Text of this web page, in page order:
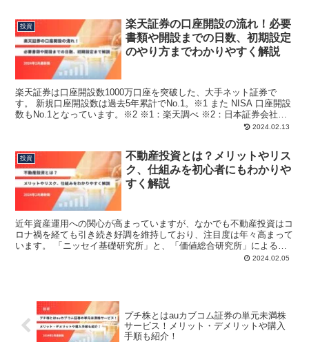
投資
楽天証券の口座開設の流れ！必要
書類や開設までの日数、初期設定
のやり方までわかりやすく解説
楽天証券は口座開設数1000万口座を突破した、大手ネット証券で
す。 新規口座開設数は過去5年累計でNo.1。※1 また NISA 口座開設
数もNo.1となっています。※2 ※1：楽天調べ ※2：日本証券会社協
2024.02.13
投資
不動産投資とは？メリットやリス
ク、仕組みを初心者にもわかりや
すく解説
近年資産運用への関心が高まっていますが、なかでも不動産投資はコ
ロナ禍を経ても引き続き好調を維持しており、注目度は年々高まって
います。 「ニッセイ基礎研究所」と、「価値総合研究所」による
2023年の共同調査によると、日本における「収益不動産」...2024.02.05
プチ株とはauカブコム証券の単元未満株
サービス！メリット・デメリットや購入
手順も紹介！